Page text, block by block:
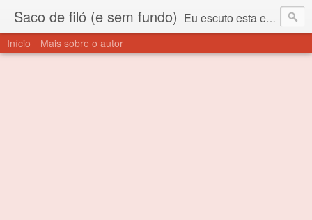
Saco de filó (e sem fundo) Eu escuto esta expressão "saco de filó" desde criança. Para quem não sabe, filó é um tecido todo furadinho e permite que um saco feito com ele, mesmo que muito exposto ao ar soprado para dentro, nunca vai se encher. Aí está o propósito deste nome... Para viver em sociedade tem que ter saco de filó.
Início Mais sobre o autor